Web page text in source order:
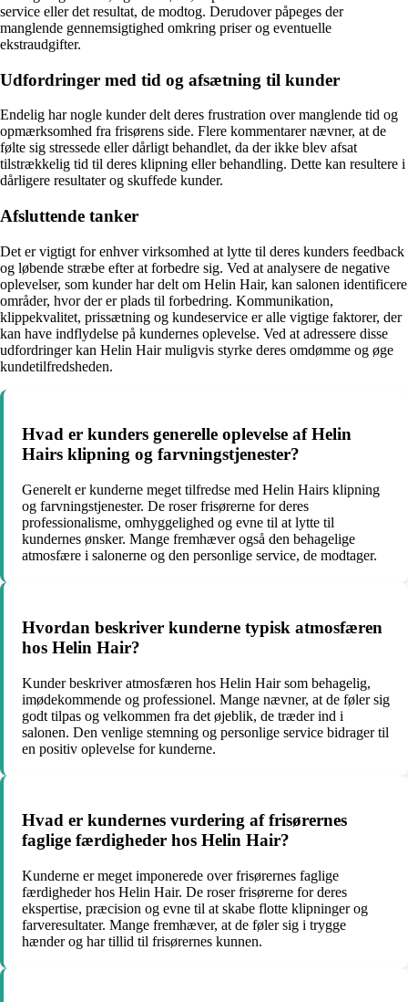
service eller det resultat, de modtog. Derudover påpeges der
manglende gennemsigtighed omkring priser og eventuelle
ekstraudgifter.
Udfordringer med tid og afsætning til kunder
Endelig har nogle kunder delt deres frustration over manglende tid og
opmærksomhed fra frisørens side. Flere kommentarer nævner, at de
følte sig stressede eller dårligt behandlet, da der ikke blev afsat
tilstrækkelig tid til deres klipning eller behandling. Dette kan resultere i
dårligere resultater og skuffede kunder.
Afsluttende tanker
Det er vigtigt for enhver virksomhed at lytte til deres kunders feedback
og løbende stræbe efter at forbedre sig. Ved at analysere de negative
oplevelser, som kunder har delt om Helin Hair, kan salonen identificere
områder, hvor der er plads til forbedring. Kommunikation,
klippekvalitet, prissætning og kundeservice er alle vigtige faktorer, der
kan have indflydelse på kundernes oplevelse. Ved at adressere disse
udfordringer kan Helin Hair muligvis styrke deres omdømme og øge
kundetilfredsheden.
Hvad er kunders generelle oplevelse af Helin
Hairs klipning og farvningstjenester?
Generelt er kunderne meget tilfredse med Helin Hairs klipning
og farvningstjenester. De roser frisørerne for deres
professionalisme, omhyggelighed og evne til at lytte til
kundernes ønsker. Mange fremhæver også den behagelige
atmosfære i salonerne og den personlige service, de modtager.
Hvordan beskriver kunderne typisk atmosfæren
hos Helin Hair?
Kunder beskriver atmosfæren hos Helin Hair som behagelig,
imødekommende og professionel. Mange nævner, at de føler sig
godt tilpas og velkommen fra det øjeblik, de træder ind i
salonen. Den venlige stemning og personlige service bidrager til
en positiv oplevelse for kunderne.
Hvad er kundernes vurdering af frisørernes
faglige færdigheder hos Helin Hair?
Kunderne er meget imponerede over frisørernes faglige
færdigheder hos Helin Hair. De roser frisørerne for deres
ekspertise, præcision og evne til at skabe flotte klipninger og
farveresultater. Mange fremhæver, at de føler sig i trygge
hænder og har tillid til frisørernes kunnen.